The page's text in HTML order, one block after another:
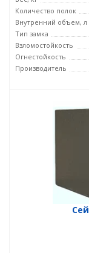
Количество полок
Внутренний объем, л
Тип замка
Взломостойкость
Огнестойкость
Производитель